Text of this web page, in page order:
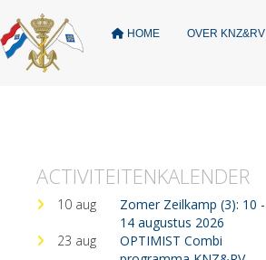
HOME OVER KNZ&RV
ACTIVITEITENKALENDER
10 aug
Zomer Zeilkamp (3): 10 -
14 augustus 2026
23 aug
OPTIMIST Combi